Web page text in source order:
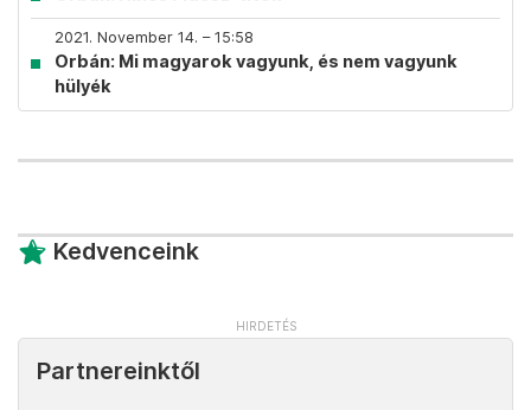
2021. November 14. – 15:58
Orbán: Mi magyarok vagyunk, és nem vagyunk
hülyék
Kedvenceink
Partnereinktől